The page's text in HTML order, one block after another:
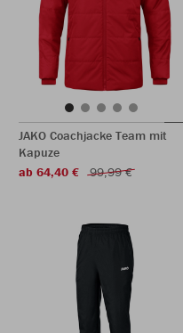
JAKO Coachjacke Team mit
Kapuze
ab 64,40 €
99,99 €